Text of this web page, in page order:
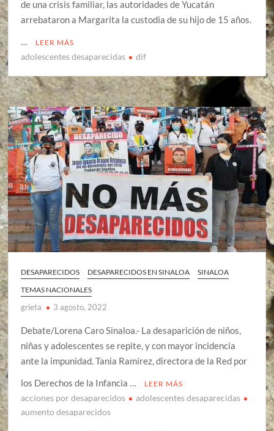
de una crisis familiar, las autoridades de Yucatán
arrebataron a Margarita la custodia de su hijo de 15 años.
…
LEER MÁS
adolescentes desaparecidas dif
DESAPARECIDOS DESAPARECIDOS EN SINALOA
SINALOA
TEMAS NACIONALES
grieta 3 agosto, 2022
Debate/Lorena Caro Sinaloa.- La desaparición de niños,
niñas y adolescentes se repite, y con mayor incidencia
ante la impunidad. Tania Ramírez, directora de la Red por
los Derechos de la Infancia …
LEER MÁS
acciones por desaparecidos
adolescentes desaparecidas
aumento desaparecidos